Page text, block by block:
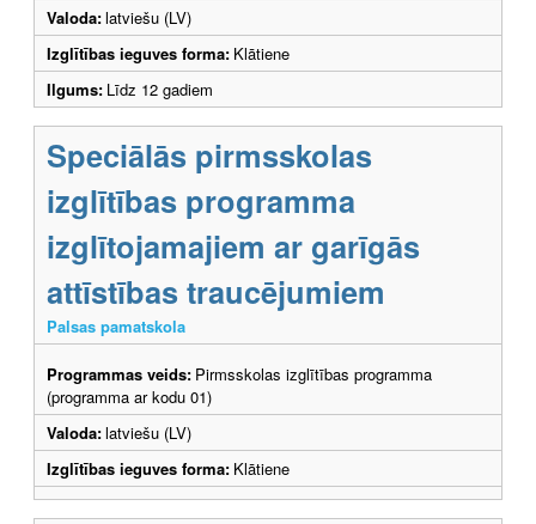
Valoda:latviešu (LV)
Izglītības ieguves forma: Klātiene
Ilgums: Līdz 12 gadiem
Speciālās pirmsskolas
izglītības programma
izglītojamajiem ar garīgās
attīstības traucējumiem
Palsas pamatskola
Programmas veids: Pirmsskolas izglītības programma
(programma ar kodu 01)
Valoda:latviešu (LV)
Izglītības ieguves forma: Klātiene